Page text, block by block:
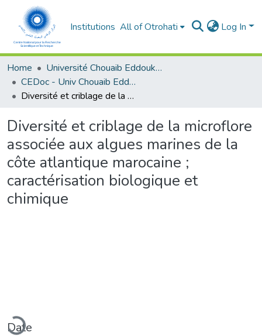
Institutions All of Otrohati Log In
Home
Université Chouaib Eddoukali - El Jadida
CEDoc - Univ Chouaib Eddoukali
Diversité et criblage de la microflore associée aux algues marines de la côte atlantique marocaine ; caractérisation biologique et chimique
Diversité et criblage de la microflore
associée aux algues marines de la
côte atlantique marocaine ;
caractérisation biologique et
chimique
Date